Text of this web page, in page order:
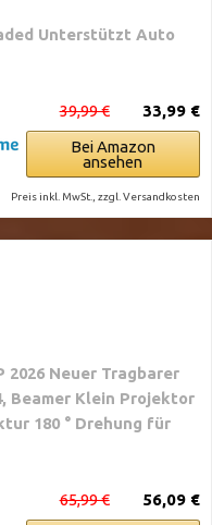
Unterstützt Auto
33,99 €
39,99 €
Bei Amazon
ansehen
Preis inkl. MwSt., zzgl. Versandkosten
2026 Neuer Tragbarer
Beamer Klein Projektor
180 ° Drehung für
56,09 €
65,99 €